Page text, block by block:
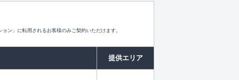
ン」に転用されるお客様のみご契約いただけます。
提供エリア